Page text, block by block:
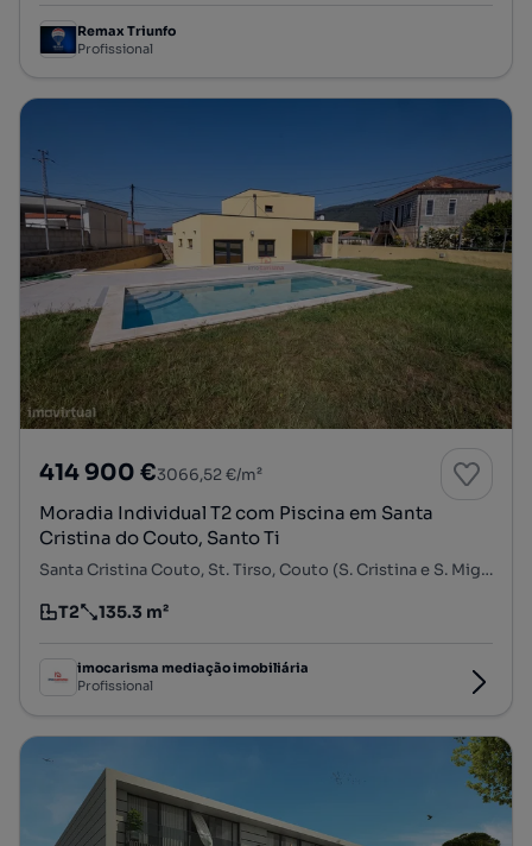
Remax Triunfo
Profissional
414 900 €3066,52 €/m²
Moradia Individual T2 com Piscina em Santa
Cristina do Couto, Santo Ti
Santa Cristina Couto, St. Tirso, Couto (S. Cristina e S. Miguel) e Burgães, Santo Tirso, Porto
Tipologia
T2
Preço por metro quadrado
135.3 m²
imocarisma mediação imobiliária
Profissional